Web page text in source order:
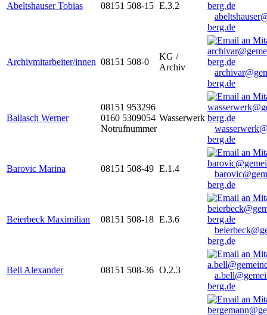
Abeltshauser Tobias 08151 508-15 E.3.2
berg.de
Archivmitarbeiter/innen 08151 508-0
KG /
Archiv
berg.de
Ballasch Werner
08151 953296
0160 5309054
Notrufnummer
Wasserwerk
berg.de
Barovic Marina 08151 508-49 E.1.4
berg.de
Beierbeck Maximilian 08151 508-18 E.3.6
berg.de
Bell Alexander 08151 508-36 O.2.3
berg.de